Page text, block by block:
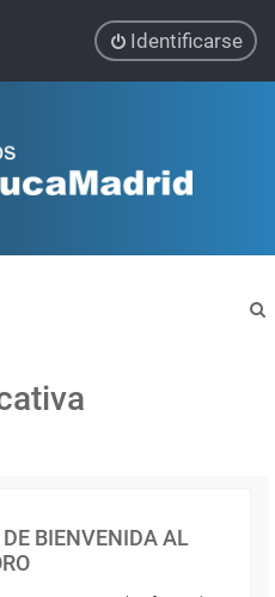
Identificarse
BIENVENIDA AL